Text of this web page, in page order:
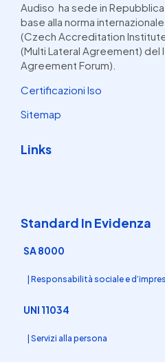
Audiso ha sede in
base alla norma internazionale
(Czech Accreditation
(Multi Lateral Agreement) del
Agreement Forum).
Certificazioni Iso
Sitemap
Links
Standard In Evidenza
SA 8000
| Responsabilità sociale e
UNI 11034
| Servizi alla persona